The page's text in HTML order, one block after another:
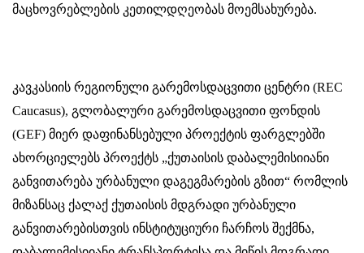
მაცხოვრებლების კეთილდღეობას მოემსახურება.
კავკასიის რეგიონული გარემოსდაცვითი ცენტრი (REC
Caucasus), გლობალური გარემოსდაცვითი ფონდის
(GEF) მიერ დაფინანსებული პროექტის ფარგლებში
ახორციელებს პროექტს „ქუთაისის დაბალემისიიანი
განვითარება ურბანული დაგეგმარების გზით“ რომლის
მიზანსაც ქალაქ ქუთაისის მდგრადი ურბანული
განვითარებისთვის ინსტიტუციური ჩარჩოს შექმნა,